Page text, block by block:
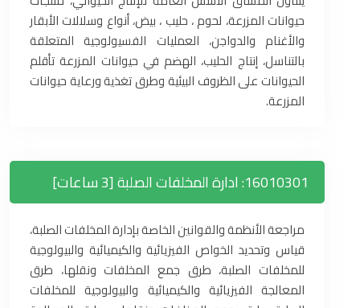
حيوانات المزرعة، لحوم ، حليب ، بيض، أنواع وسلالات الأبقار
والأغنام والدواجن، العمليات الفسيولوجية المتعلقة
بالتناسل، إنتاج الحليب، الهضم في حيوانات المزرعة تأقلم
الحيوانات على الظروف البيئية وطرق تغذية ورعاية حيوانات
المزرعة.
16010301: ادارة المخلفات الصلبة [3 ساعات]
مراجعة الأنظمة والقوانين الخاصة بإدارة المخلفات الصلبة،
قياس وتحديد الخواص الفيزيائية والكيميائية والبيولوجية
للمخلفات الصلبة، طرق جمع المخلفات ونقلها، طرق
المعالجة الفيزيائية والكيميائية والبيولوجية للمخلفات